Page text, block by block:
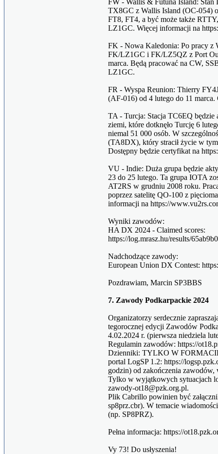
FW - Wallis & Futuna Island:
TX8GC z Wallis Island (OC-054)
FT8, FT4, a być może także
LZ1GC. Więcej informacji na
FK - Nowa Kaledonia: Po pracy z
FK/LZ1GC i FK/LZ5QZ z Port
marca. Będą pracować na CW,
LZ1GC.
FR - Wyspa Reunion: Thierry
(AF-016) od 4 lutego do 11
TA - Turcja: Stacja TC6EQ będzie
ziemi, które dotknęło Turcję 6
niemal 51 000 osób. W
(TA8DX), który stracił życie w
Dostępny będzie certyfikat na
VU - Indie: Duża grupa będzie
23 do 25 lutego. Ta grupa IOTA
AT2RS w grudniu 2008 roku.
poprzez satelitę QO-100 z
informacji na https://
Wyniki zawodów:
HA DX 2024 - Claimed scores:
https://log.mrasz.hu/results/
Nadchodzące zawody:
European Union DX Contest:
Pozdrawiam, Marcin SP3BBS
7. Zawody Podkarpackie 2024
Organizatorzy serdecznie
tegorocznej edycji Zawodów
4.02.2024 r. (pierwsza niedziela
Regulamin zawodów: https://
Dzienniki: TYLKO W
portal LogSP 1.2: https://
godzin) od zakończenia
Tylko w wyjątkowych sytuacjach
zawody-ot18@pzk.org.pl.
Plik Cabrillo powinien być
sp8prz.cbr). W temacie
(np. SP8PRZ).
Pełna informacja: https://
Vy 73! Do usłyszenia!